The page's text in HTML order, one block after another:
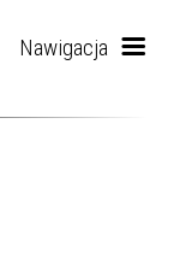
Nawigacja